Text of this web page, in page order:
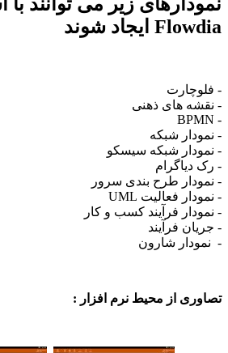
Flowdia ایجاد شوند
- فلوچارت
- نقشه های ذهنی
- BPMN
- نمودار شبکه
- نمودار شبکه سیسکو
- رک دیاگرام
- نمودار طرح بندی سرور
- نمودار فعالیت UML
- نمودار فرآیند کسب و کار
- جریان فرآیند
- نمودار شارون
تصاوری از محیط نرم افزار :